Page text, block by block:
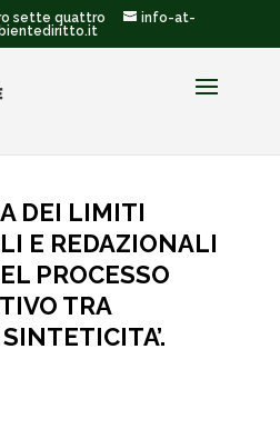
sette quattro
info-at-
DEI LIMITI
E REDAZIONALI
PROCESSO
TRA